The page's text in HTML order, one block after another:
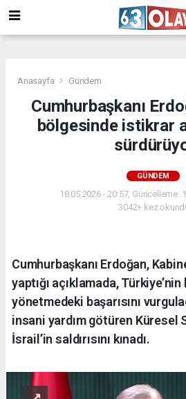
Anasayfa Gündem
Cumhurbaşkanı
bölgesinde istikrar
GÜNDEM
18.05.2026 - 20:57, Güncelleme:
3042+ kez
Cumhurbaşkanı Erdoğan,
yaptığı açıklamada,
yönetmedeki başarısını
insani yardım götüren Küresel
İsrail’in saldırısını kınadı.